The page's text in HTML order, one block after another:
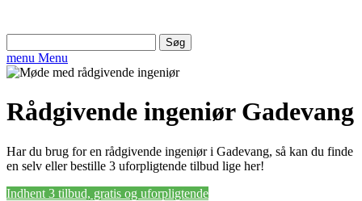
efter:
menu Menu
Rådgivende ingeniør Gadevang
Har du brug for en rådgivende ingeniør i Gadevang, så kan du finde
en selv eller bestille 3 uforpligtende tilbud lige her!
Indhent 3 tilbud, gratis og uforpligtende